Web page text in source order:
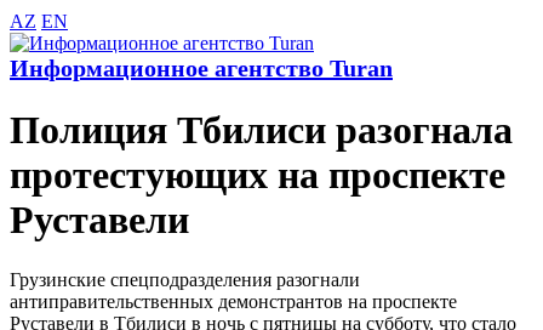
AZ EN
Информационное агентство Turan
Полиция Тбилиси разогнала
протестующих на проспекте
Руставели
Грузинские спецподразделения разогнали
антиправительственных демонстрантов на проспекте
Руставели в Тбилиси в ночь с пятницы на субботу, что стало